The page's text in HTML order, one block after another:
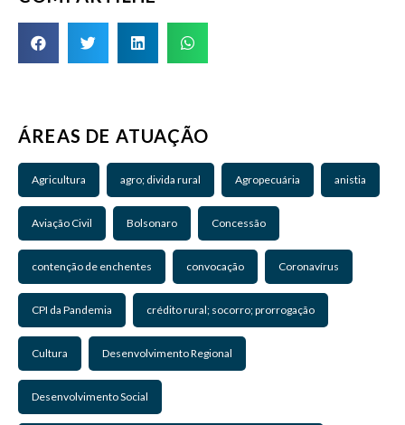
ÁREAS DE ATUAÇÃO
Agricultura agro; divida rural Agropecuária anistia
Aviação Civil Bolsonaro Concessão
contenção de enchentes convocação Coronavírus
CPI da Pandemia crédito rural; socorro; prorrogação
Cultura Desenvolvimento Regional
Desenvolvimento Social